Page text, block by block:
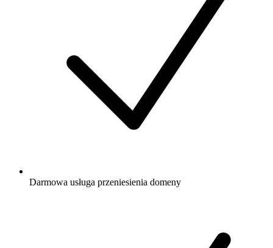
Darmowa usługa przeniesienia domeny